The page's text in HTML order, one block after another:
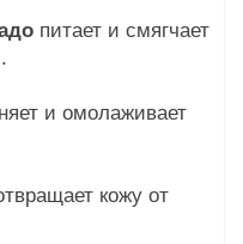
питает и смягчает
и омолаживает
кожу от